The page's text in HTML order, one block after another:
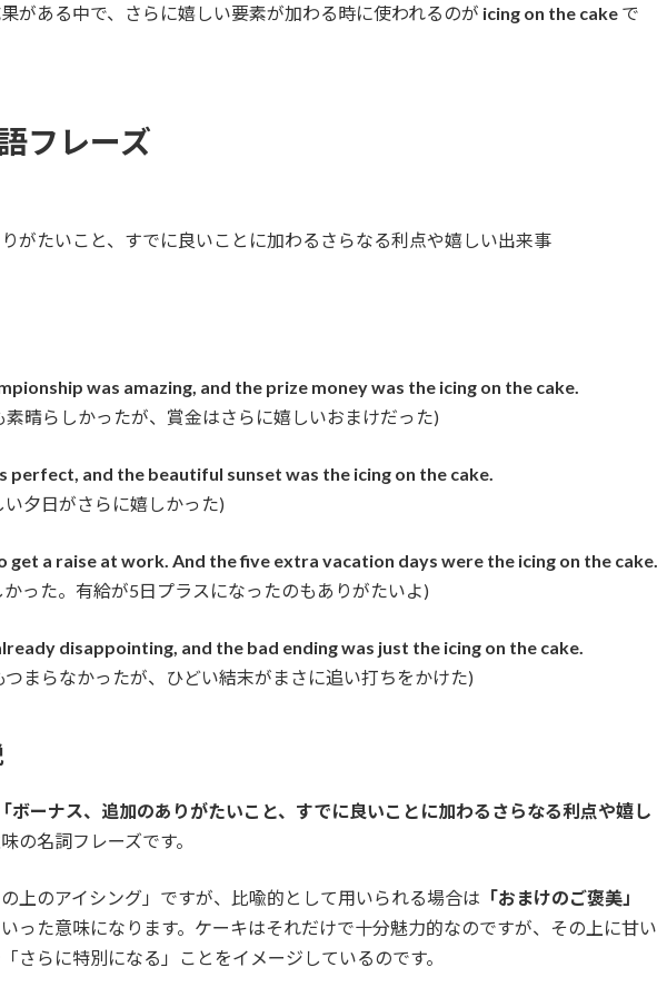
がある中で、さらに嬉しい要素が加わる時に使われるのが icing on the cake で
フレーズ
がたいこと、すでに良いことに加わるさらなる利点や嬉しい出来事
was amazing, and the prize money was the icing on the cake.
晴らしかったが、賞金はさらに嬉しいおまけだった)
perfect, and the beautiful sunset was the icing on the cake.
夕日がさらに嬉しかった)
get a raise at work. And the five extra vacation days were the icing on the cake.
った。有給が5日プラスになったのもありがたいよ)
disappointing, and the bad ending was just the icing on the cake.
まらなかったが、ひどい結末がまさに追い打ちをかけた)
「ボーナス、追加のありがたいこと、すでに良いことに加わるさらなる利点や嬉し
の名詞フレーズです。
上のアイシング」ですが、比喩的として用いられる場合は 「おまけのご褒美」
いった意味になります。ケーキはそれだけで十分魅力的なのですが、その上に甘い
さらに特別になる」ことをイメージしているのです。